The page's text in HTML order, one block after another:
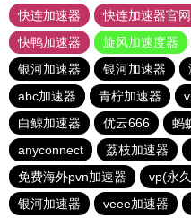
快连加速器
快连加速器官
快鸭加速器
旋风加速度器
银河加速器
银河加速器
abc加速器
青柠加速器
白鲸加速器
优云666 蚂
anyconnect
荔枝加速器
免费海外pvn加速器
vp(永
银河加速器
veee加速器